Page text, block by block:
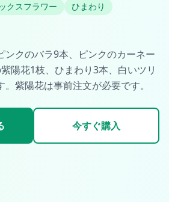
クスフラワー ひまわり
ンクのバラ9本、ピンクのカーネー
陽花1枝、ひまわり3本、白いツリ
紫陽花は事前注文が必要です。
今すぐ購入